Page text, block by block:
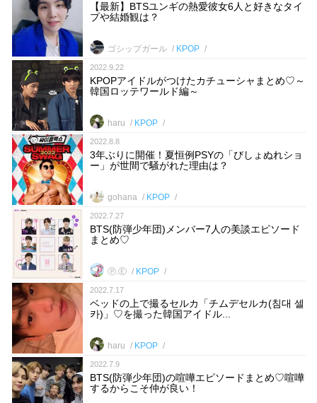
【最新】BTSユンギの熱愛彼女6人と好きなタイ
プや結婚観は？
ゴシップガール KPOP
2022.9.22
KPOPアイドルがつけたカチューシャまとめ♡～
韓国ロッテワールド編～
haru KPOP
2022.8.8
3年ぶりに開催！夏恒例PSYの「びしょぬれショ
ー」が世間で騒がれた理由は？
gohana KPOP
2022.7.27
BTS(防弾少年団)メンバー7人の美談エピソード
まとめ♡
Ⓟ.Ⓔ KPOP
2022.7.17
ベッドの上で撮るセルカ「チムデセルカ(침대 셀
카)」♡を撮った韓国アイドル...
haru KPOP
2022.7.9
BTS(防弾少年団)の喧嘩エピソードまとめ♡喧嘩
するからこそ仲が良い！